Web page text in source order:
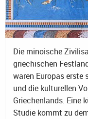
Die minoische
griechischen
waren Europas
und die kulturellen
Griechenlands. Eine
Studie kommt zu